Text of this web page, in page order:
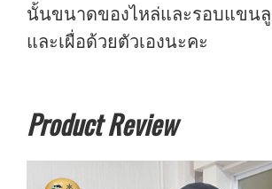
นั้นขนาดของไหล่และรอบแขน
และเผื่อด้วยตัวเองนะคะ
Product Review